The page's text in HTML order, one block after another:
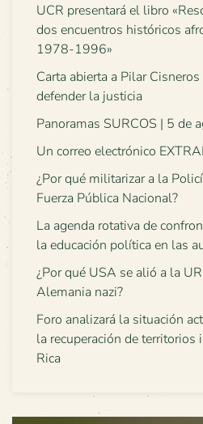
UCR presentará el libro
dos encuentros históricos
1978-1996»
Carta abierta a Pilar
defender la justicia
Panoramas SURCOS | 5 de
Un correo electrónico
¿Por qué militarizar a la
Fuerza Pública Nacional?
La agenda rotativa de
la educación política en las
¿Por qué USA se alió a la
Alemania nazi?
Foro analizará la situación
la recuperación de territorios
Rica